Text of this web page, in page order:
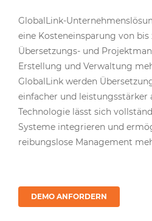
GlobalLink-
eine Kosteneinsparung von bis
Übersetzungs- und
Erstellung und Verwaltung
GlobalLink werden
einfacher und leistungsstärker
Technologie lässt sich
Systeme integrieren und
reibungslose Management
DEMO ANFORDERN